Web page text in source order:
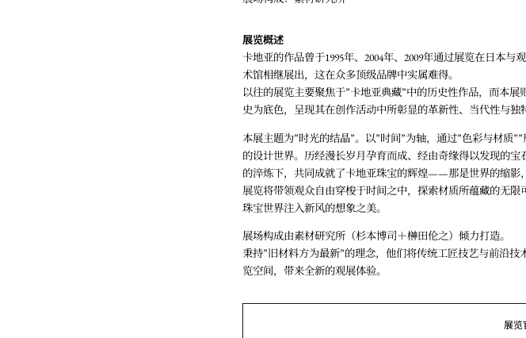
展览概述
卡地亚的作品曾于1995年、2004年、2009年通过展览在日本
术馆相继展出，这在众多顶级品牌中实属难得。
以往的展览主要聚焦于”卡地亚典藏”中的历史性作品，而本
史为底色，呈现其在创作活动中所彰显的革新性、当代性与
本展主题为”时光的结晶”。以”时间”为轴，通过”色彩与材质
的设计世界。历经漫长岁月孕育而成、经由奇缘得以发现的
的淬炼下，共同成就了卡地亚珠宝的辉煌——那是世界的缩影
展览将带领观众自由穿梭于时间之中，探索材质所蕴藏的无
珠宝世界注入新风的想象之美。
展场构成由素材研究所（杉本博司＋榊田伦之）倾力打造。
秉持”旧材料方为最新”的理念，他们将传统工匠技艺与前沿
览空间，带来全新的观展体验。
展览